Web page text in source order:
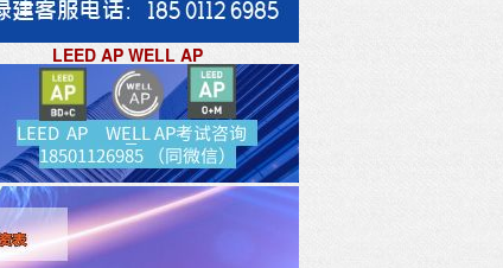
LEED AP WELL AP